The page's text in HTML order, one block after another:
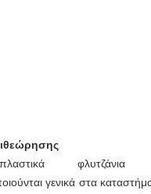
φλυτζάνια
γενικά στα